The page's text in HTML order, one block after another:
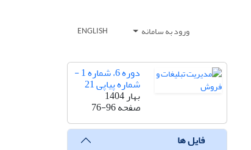
ورود به سامانه ENGLISH
دوره 6، شماره 1 -
شماره پیاپی 21
بهار 1404
صفحه76-96
فایل ها